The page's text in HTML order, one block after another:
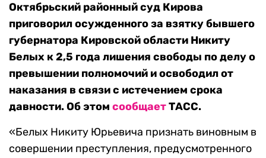
Октябрьский районный суд Кирова
приговорил осужденного за взятку бывшего
губернатора Кировской области Никиту
Белых к 2,5 года лишения свободы по делу о
превышении полномочий и освободил от
наказания в связи с истечением срока
давности. Об этом сообщаетТАСС.
«Белых Никиту Юрьевича признать виновным в
совершении преступления, предусмотренного